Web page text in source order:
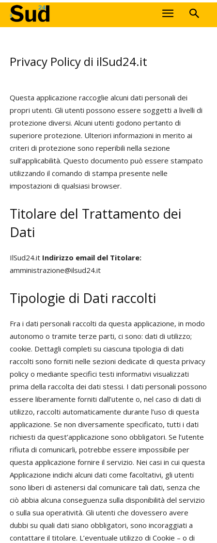
Privacy Policy di ilSud24.it
Questa applicazione raccoglie alcuni dati personali dei
propri utenti. Gli utenti possono essere soggetti a livelli di
protezione diversi. Alcuni utenti godono pertanto di
superiore protezione. Ulteriori informazioni in merito ai
criteri di protezione sono reperibili nella sezione
sull’applicabilità. Questo documento può essere stampato
utilizzando il comando di stampa presente nelle
impostazioni di qualsiasi browser.
Titolare del Trattamento dei
Dati
IlSud24.it Indirizzo email del Titolare:
amministrazione@ilsud24.it
Tipologie di Dati raccolti
Fra i dati personali raccolti da questa applicazione, in modo
autonomo o tramite terze parti, ci sono: dati di utilizzo;
cookie. Dettagli completi su ciascuna tipologia di dati
raccolti sono forniti nelle sezioni dedicate di questa privacy
policy o mediante specifici testi informativi visualizzati
prima della raccolta dei dati stessi. I dati personali possono
essere liberamente forniti dall’utente o, nel caso di dati di
utilizzo, raccolti automaticamente durante l’uso di questa
applicazione. Se non diversamente specificato, tutti i dati
richiesti da quest’applicazione sono obbligatori. Se l’utente
rifiuta di comunicarli, potrebbe essere impossibile per
questa applicazione fornire il servizio. Nei casi in cui questa
Applicazione indichi alcuni dati come facoltativi, gli utenti
sono liberi di astenersi dal comunicare tali dati, senza che
ciò abbia alcuna conseguenza sulla disponibilità del servizio
o sulla sua operatività. Gli utenti che dovessero avere
dubbi su quali dati siano obbligatori, sono incoraggiati a
contattare il titolare. L’eventuale utilizzo di Cookie – o di